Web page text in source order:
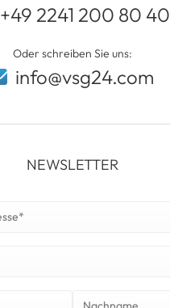
+49 2241 200 80 40
Oder schreiben Sie uns:
info@vsg24.com
NEWSLETTER